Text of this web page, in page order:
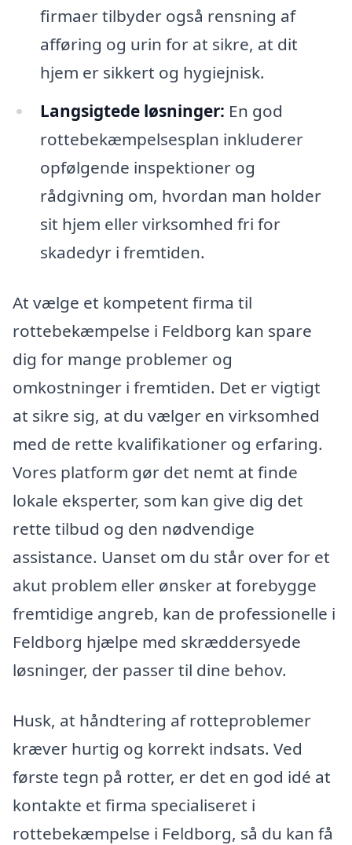
firmaer tilbyder også rensning af
afføring og urin for at sikre, at dit
hjem er sikkert og hygiejnisk.
Langsigtede løsninger: En god
rottebekæmpelsesplan inkluderer
opfølgende inspektioner og
rådgivning om, hvordan man holder
sit hjem eller virksomhed fri for
skadedyr i fremtiden.
At vælge et kompetent firma til
rottebekæmpelse i Feldborg kan spare
dig for mange problemer og
omkostninger i fremtiden. Det er vigtigt
at sikre sig, at du vælger en virksomhed
med de rette kvalifikationer og erfaring.
Vores platform gør det nemt at finde
lokale eksperter, som kan give dig det
rette tilbud og den nødvendige
assistance. Uanset om du står over for et
akut problem eller ønsker at forebygge
fremtidige angreb, kan de professionelle i
Feldborg hjælpe med skræddersyede
løsninger, der passer til dine behov.
Husk, at håndtering af rotteproblemer
kræver hurtig og korrekt indsats. Ved
første tegn på rotter, er det en god idé at
kontakte et firma specialiseret i
rottebekæmpelse i Feldborg, så du kan få